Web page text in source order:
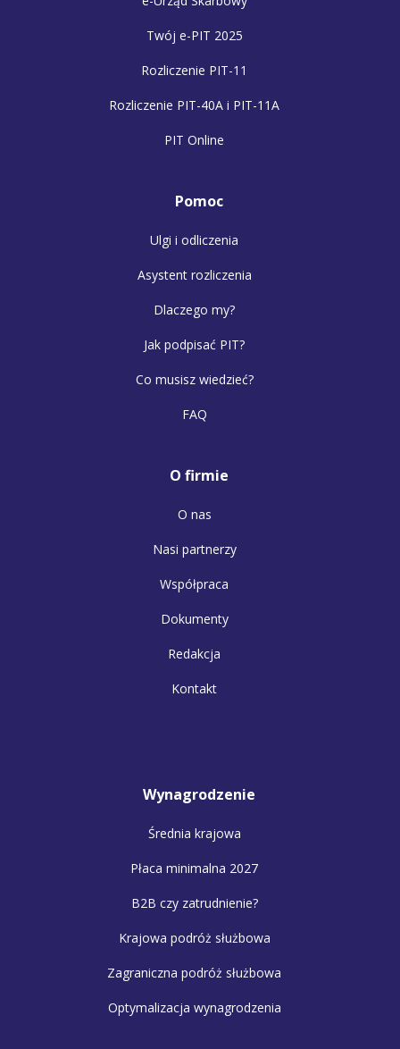
Twój e-PIT 2025
Rozliczenie PIT-11
Rozliczenie PIT-40A i PIT-11A
PIT Online
Pomoc
Ulgi i odliczenia
Asystent rozliczenia
Dlaczego my?
Jak podpisać PIT?
Co musisz wiedzieć?
FAQ
O firmie
O nas
Nasi partnerzy
Współpraca
Dokumenty
Redakcja
Kontakt
Wynagrodzenie
Średnia krajowa
Płaca minimalna 2027
B2B czy zatrudnienie?
Krajowa podróż służbowa
Zagraniczna podróż służbowa
Optymalizacja wynagrodzenia